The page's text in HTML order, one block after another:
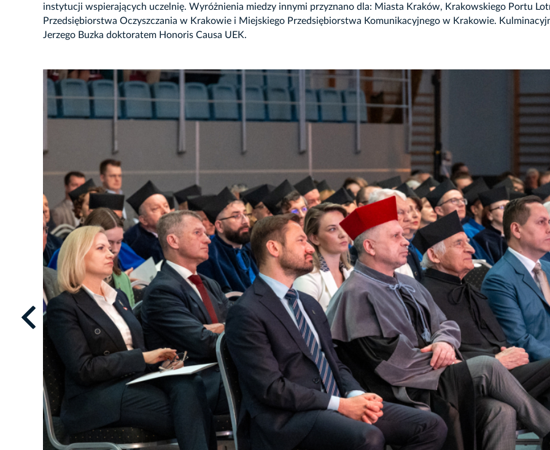
instytucji wspierających uczelnię. Wyróżnienia miedzy innymi przyznano dla: Miasta Kraków, Krakowskiego Portu
Przedsiębiorstwa Oczyszczania w Krakowie i Miejskiego Przedsiębiorstwa Komunikacyjnego w Krakowie.
Jerzego Buzka doktoratem Honoris Causa UEK.